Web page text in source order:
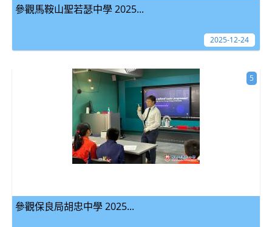
參觀馬鞍山聖若瑟中學 2025...
2025-12-24
參觀保良局胡忠中學 2025...
5